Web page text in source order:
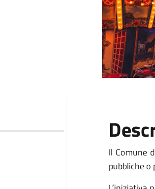
Il Comune
pubbliche